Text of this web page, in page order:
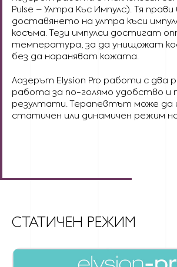
Pulse – Ултра Къс Импулс). Тя
доставянето на ултра къси
косъма. Тези импулси достигат
температура, за да унищожат
без да нараняват кожата.
Лазерът Elysion Pro работи с два
работа за по-голямо удобство и
резултати. Терапевтът може да
статичен или динамичен режим
СТАТИЧЕН РЕЖИМ